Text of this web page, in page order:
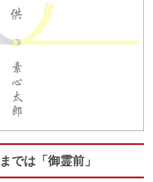
では「御霊前」